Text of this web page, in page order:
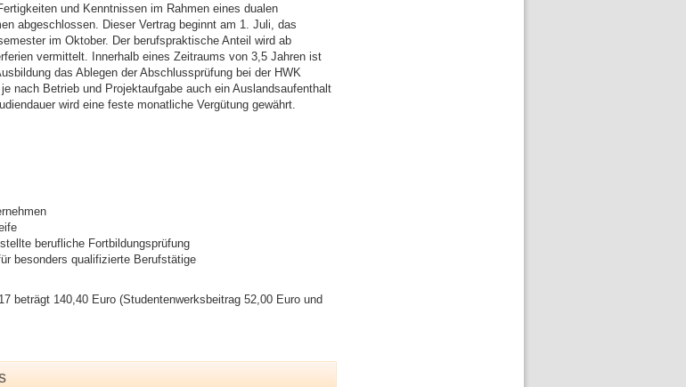
und Kenntnissen im Rahmen eines dualen
abgeschlossen. Dieser Vertrag beginnt am 1. Juli, das
im Oktober. Der berufspraktische Anteil wird ab
vermittelt. Innerhalb eines Zeitraums von 3,5 Jahren ist
das Ablegen der Abschlussprüfung bei der HWK
nach Betrieb und Projektaufgabe auch ein Auslandsaufenthalt
wird eine feste monatliche Vergütung gewährt.
berufliche Fortbildungsprüfung
besonders qualifizierte Berufstätige
beträgt 140,40 Euro (Studentenwerksbeitrag 52,00 Euro und